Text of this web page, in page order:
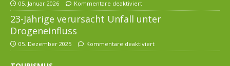
05. Januar 2026 Kommentare deaktiviert
23-Jährige verursacht Unfall unter
Drogeneinfluss
05. Dezember 2025 Kommentare deaktiviert